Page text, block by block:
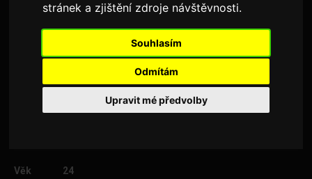
stránek a zjištění zdroje návštěvnosti.
Souhlasím
Odmítám
Upravit mé předvolby
Adam349
Je mi 18 let a chtěl bych si najít nějaký ten vztah.
Žiju v Ostravě a miluji motorky. Jelikož mám
nový účet tak mi klidně pošli svůj ig a můžem si
na něm popovídat tam ;)
Věk
24